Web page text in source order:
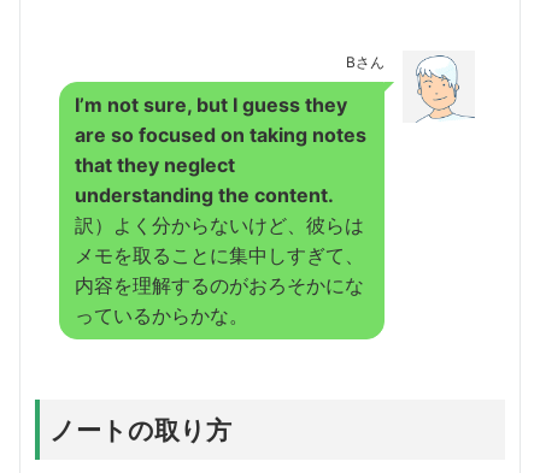
Bさん
I’m not sure, but I guess they
are so focused on taking notes
that they neglect
understanding the content.
訳）よく分からないけど、彼らは
メモを取ることに集中しすぎて、
内容を理解するのがおろそかにな
っているからかな。
ノートの取り方